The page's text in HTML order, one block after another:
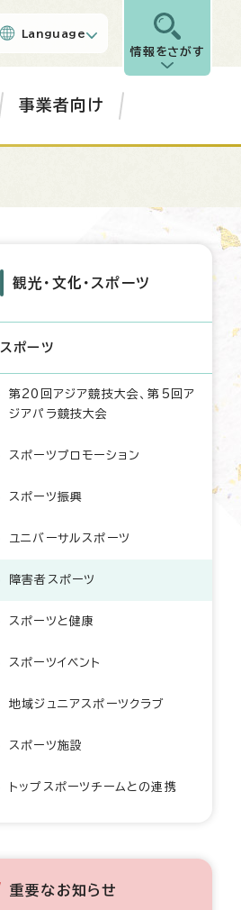
Language
情報をさがす
事業者向け
観光・文化・スポーツ
スポーツ
第20回アジア競技大会、第5回ア
ジアパラ競技大会
スポーツプロモーション
スポーツ振興
ユニバーサルスポーツ
障害者スポーツ
スポーツと健康
スポーツイベント
地域ジュニアスポーツクラブ
スポーツ施設
トップスポーツチームとの連携
重要なお知らせ